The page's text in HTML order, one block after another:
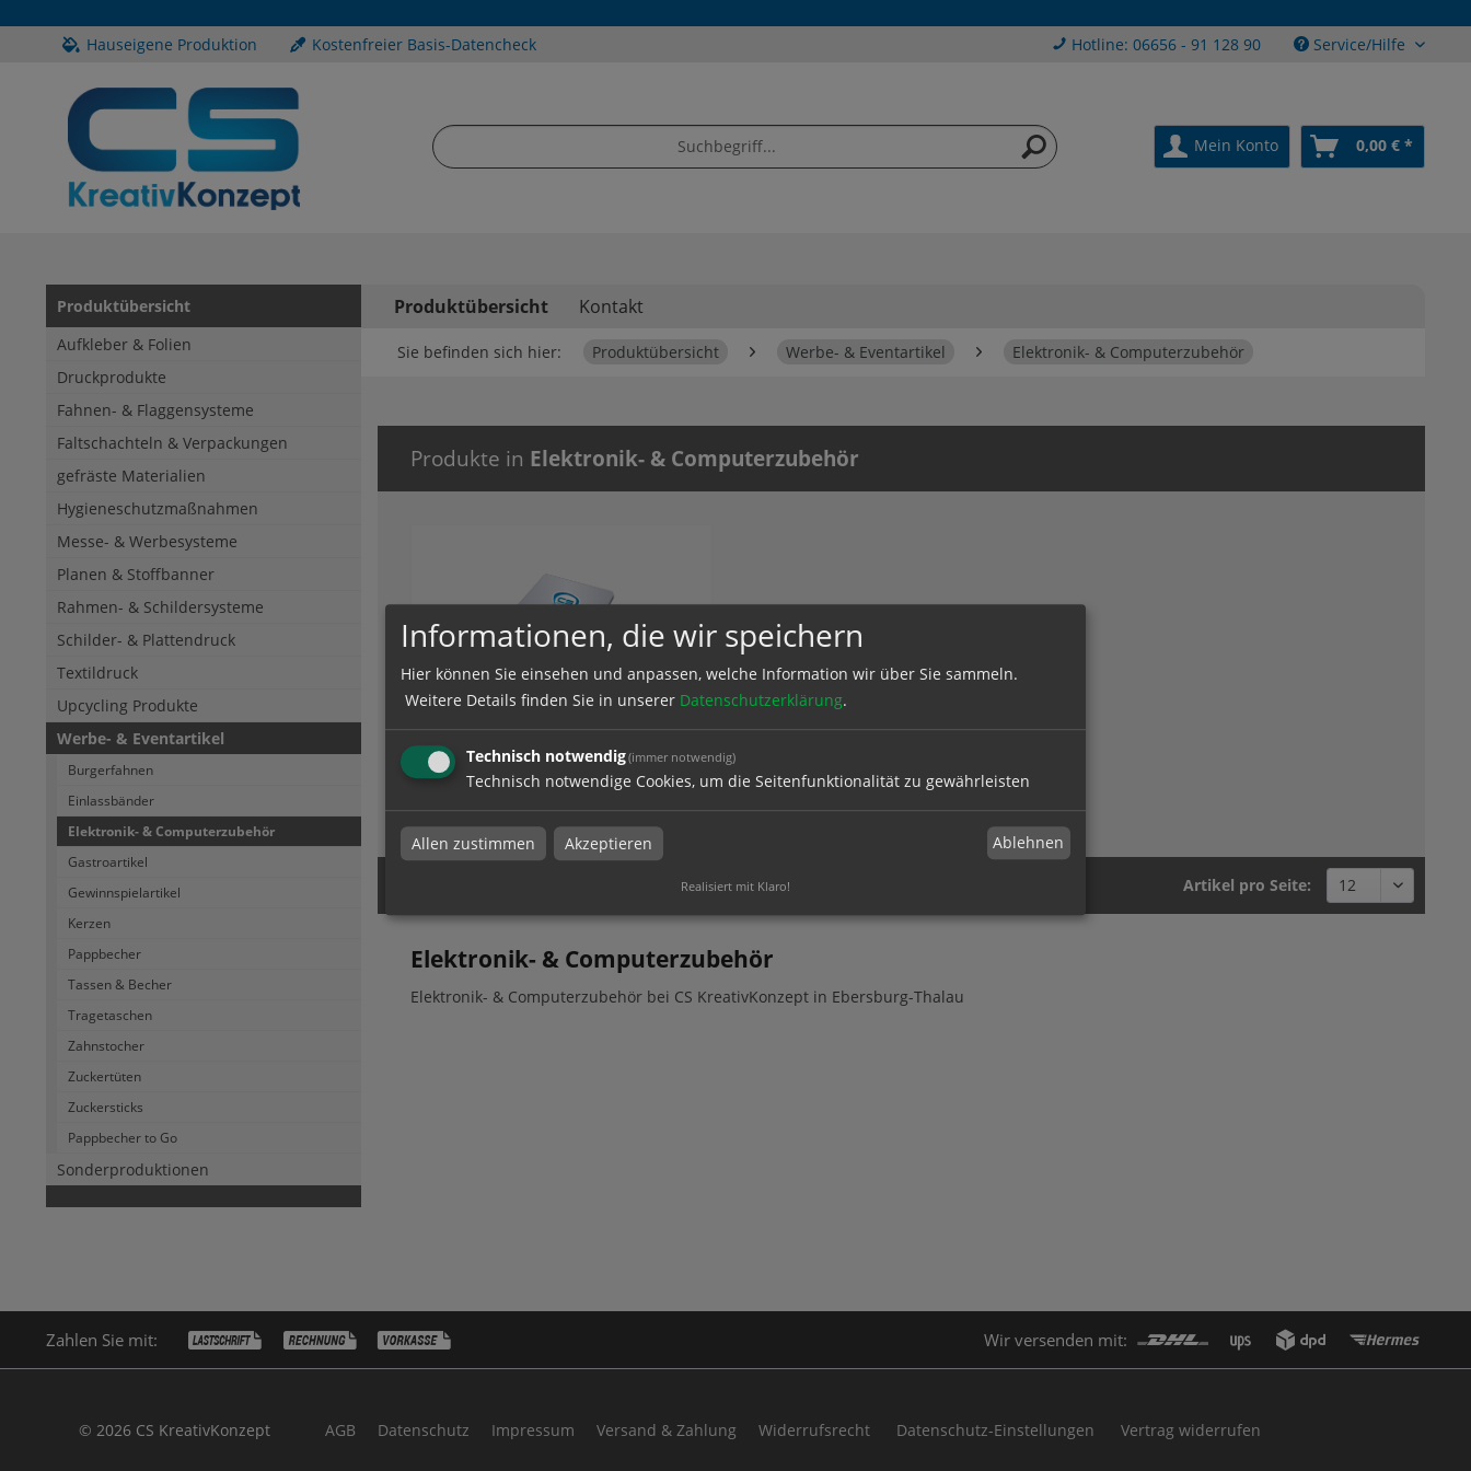
Hauseigene Produktion Kostenfreier Basis-Datencheck Hotline: 06656 - 91 128 90 Service/Hilfe
Mein Konto 0,00 € *
Produktübersicht
Aufkleber & Folien
Druckprodukte
Fahnen- & Flaggensysteme
Faltschachteln & Verpackungen
gefräste Materialien
Hygieneschutzmaßnahmen
Messe- & Werbesysteme
Planen & Stoffbanner
Rahmen- & Schildersysteme
Schilder- & Plattendruck
Textildruck
Upcycling Produkte
Werbe- & Eventartikel
Burgerfahnen
Einlassbänder
Elektronik- & Computerzubehör
Gastroartikel
Gewinnspielartikel
Kerzen
Pappbecher
Tassen & Becher
Tragetaschen
Zahnstocher
Zuckertüten
Zuckersticks
Pappbecher to Go
Sonderproduktionen
Produktübersicht Kontakt
Sie befinden sich hier: Produktübersicht Werbe- & Eventartikel Elektronik- & Computerzubehör
Produkte in Elektronik- & Computerzubehör
Mousepads
zum Artikel
Artikel pro Seite:
Elektronik- & Computerzubehör
Elektronik- & Computerzubehör bei CS KreativKonzept in Ebersburg-Thalau
Zahlen Sie mit: Wir versenden mit:
© 2026 CS KreativKonzept AGB Datenschutz Impressum Versand & Zahlung Widerrufsrecht Datenschutz-Einstellungen Vertrag widerrufen
Informationen, die wir speichern
Hier können Sie einsehen und anpassen, welche Information wir über Sie sammeln.
Weitere Details finden Sie in unserer Datenschutzerklärung.
Technisch notwendig(immer notwendig)
Technisch notwendige Cookies, um die Seitenfunktionalität zu gewährleisten
Allen zustimmen Akzeptieren Ablehnen
Realisiert mit Klaro!